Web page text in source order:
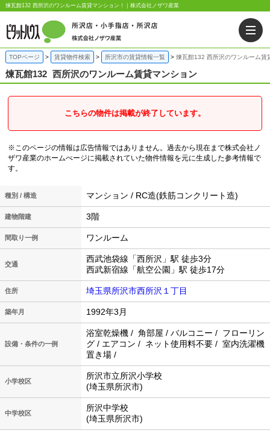
煉瓦館132 西所沢のワンルーム賃貸マンション！｜株式会社ノザワ産業
TOPページ 賃貸物件検索 所沢市の賃貸情報一覧 煉瓦館132 西所沢のワンルーム賃
煉瓦館132 西所沢のワンルーム賃貸マンション
こちらの物件は掲載が終了しています。
※このページの情報は広告情報ではありません。過去から現在まで株式会社ノ
ザワ産業のホームぺージに掲載されていた物件情報を元に生成した参考情報で
す。
種別 / 構造 マンション / RC造(鉄筋コンクリート造)
建物階建 3階
間取り一例 ワンルーム
交通
西武池袋線「西所沢」駅 徒歩3分
西武新宿線「航空公園」駅 徒歩17分
住所 埼玉県所沢市西所沢１丁目
築年月 1992年3月
設備・条件の一例
浴室乾燥機 / 角部屋 / バルコニー / フローリン
グ / エアコン / ネット使用料不要 / 室内洗濯機
置き場 /
小学校区
所沢市立所沢小学校
(埼玉県所沢市)
中学校区
所沢中学校
(埼玉県所沢市)